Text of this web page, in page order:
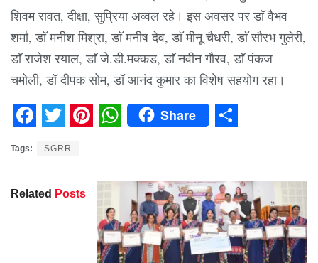
शिवम रावत, दीक्षा, सुप्रिया अव्वल रहे। इस अवसर पर डाॅ वैभव
शर्मा, डाॅ मनीश मिश्रा, डाॅ मनीष देव, डाॅ मीनू चैधरी, डाॅ सौरभ गुलेरी,
डाॅ राजेश रयाल, डाॅ जे.डी.मक्कड, डाॅ नवीन गौरव, डाॅ पंकज
चमोली, डॉ दीपक सोम, डॉ आनंद कुमार का विशेष सहयोग रहा।
Share
Tags: SGRR
Related Posts